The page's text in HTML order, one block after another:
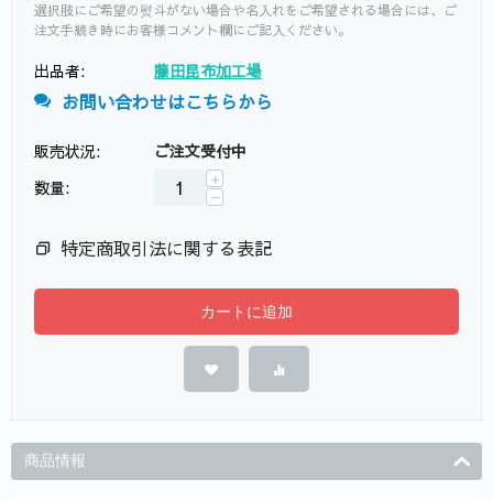
選択肢にご希望の熨斗がない場合や名入れをご希望される場合には、ご
注文手続き時にお客様コメント欄にご記入ください。
出品者: 藤田昆布加工場
お問い合わせはこちらから
販売状況:
ご注文受付中
数量:
+
−
特定商取引法に関する表記
カートに追加
商品情報